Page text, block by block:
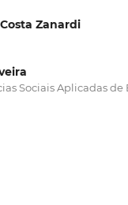
Zanardi
Sociais Aplicadas